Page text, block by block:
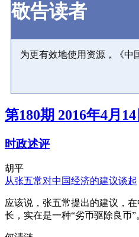
敬告读者
为更有效地使用资源，《中
第180期 2016年4月14
时政述评
胡平
从张五常对中国经济的建议谈起
应该说，张五常提出的建议，
长，实在是一种“劣币驱除良币